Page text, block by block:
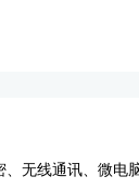
无线通讯、微